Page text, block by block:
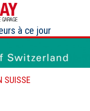
à ce jour
SUISSE